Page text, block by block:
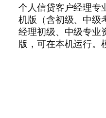
个人信贷客户经理专
机版（含初级、中级
经理初级、中级专业
版，可在本机运行。